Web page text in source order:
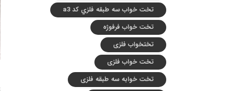
تخت خواب سه طبقه فلزي کد a3
تخت خواب فرفوژه
تختخواب فلزی
تخت خواب فلزی
تخت خوابه سه طبقه فلزی